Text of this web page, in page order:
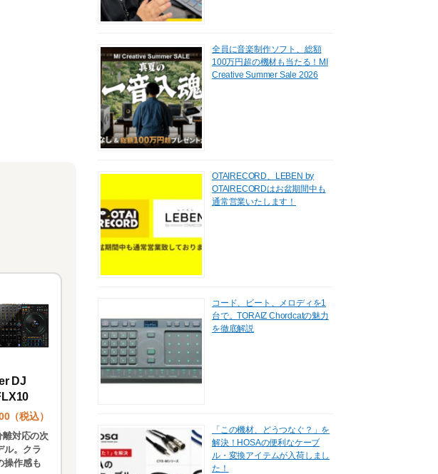
DJ
（税込）
離対応の次
ル。クラ
操作感も
全員に音楽制作ソフト、総額
100万円超の機材も当たる！MI
Creative Summer Sale 2026
OTAIRECORD、LEBEN by
OTAIRECORDはお盆期間中も
通常営業いたします！
コード、ビート、メロディを1
台で。TORAIZ Chordcatの魅力
を徹底解説
「この機材、どうつなぐ？」を
解決！HOSAの便利なケーブ
ル・変換アイテムが入荷しまし
た！